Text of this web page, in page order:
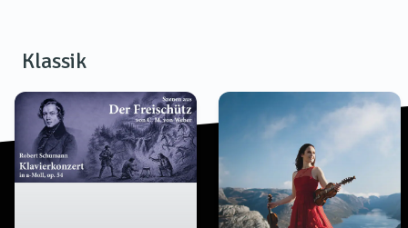
Klassik